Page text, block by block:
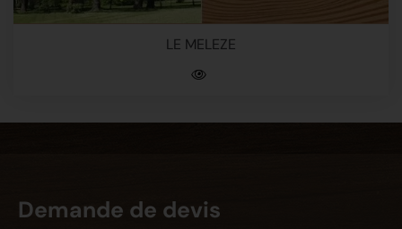
LE MELEZE
Demande de devis